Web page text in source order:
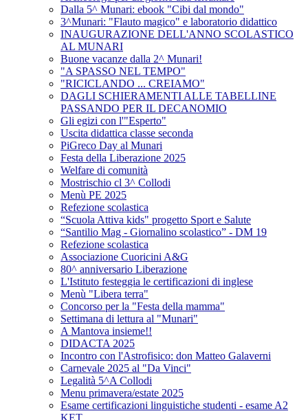
Dalla 5^ Munari: ebook "Cibi dal mondo"
3^Munari: "Flauto magico" e laboratorio didattico
INAUGURAZIONE DELL'ANNO SCOLASTICO
AL MUNARI
Buone vacanze dalla 2^ Munari!
"A SPASSO NEL TEMPO"
"RICICLANDO ... CREIAMO"
DAGLI SCHIERAMENTI ALLE TABELLINE
PASSANDO PER IL DECANOMIO
Gli egizi con l'"Esperto"
Uscita didattica classe seconda
PiGreco Day al Munari
Festa della Liberazione 2025
Welfare di comunità
Mostrischio cl 3^ Collodi
Menù PE 2025
Refezione scolastica
“Scuola Attiva kids" progetto Sport e Salute
“Santilio Mag - Giornalino scolastico” - DM 19
Refezione scolastica
Associazione Cuoricini A&G
80^ anniversario Liberazione
L'Istituto festeggia le certificazioni di inglese
Menù "Libera terra"
Concorso per la "Festa della mamma"
Settimana di lettura al "Munari"
A Mantova insieme!!
DIDACTA 2025
Incontro con l'Astrofisico: don Matteo Galaverni
Carnevale 2025 al "Da Vinci"
Legalità 5^A Collodi
Menu primavera/estate 2025
Esame certificazioni linguistiche studenti - esame A2